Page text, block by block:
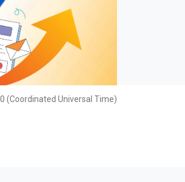
(Coordinated Universal Time)
於我們